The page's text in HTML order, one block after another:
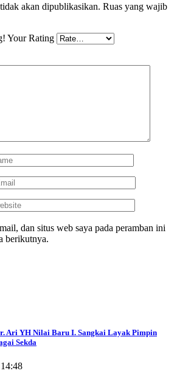
akan dipublikasikan. Ruas yang wajib
Your Rating
dan situs web saya pada peramban ini
berikutnya.
Ari YH Nilai Baru I. Sangkai Layak Pimpin
Sekda